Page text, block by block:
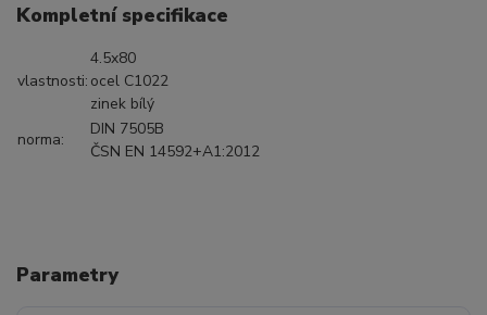
Kompletní specifikace
vlastnosti:
4.5x80
ocel C1022
zinek bílý
norma:
DIN 7505B
ČSN EN 14592+A1:2012
Parametry